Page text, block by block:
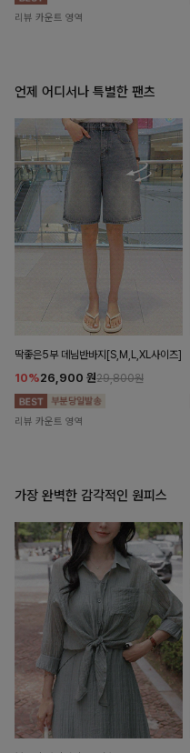
리뷰 카운트 영역
언제 어디서나 특별한 팬츠
딱좋은5부 데님반바지[S,M,L,XL사이즈]
10%26,900 원29,800원
리뷰 카운트 영역
가장 완벽한 감각적인 원피스